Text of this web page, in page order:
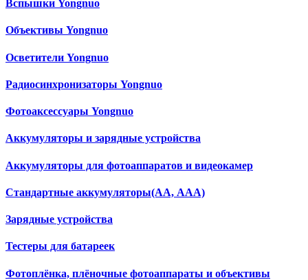
Вспышки Yongnuo
Объективы Yongnuo
Осветители Yongnuo
Радиосинхронизаторы Yongnuo
Фотоаксессуары Yongnuo
Аккумуляторы и зарядные устройства
Аккумуляторы для фотоаппаратов и видеокамер
Cтандартные аккумуляторы(АА, ААА)
Зарядные устройства
Тестеры для батареек
Фотоплёнка, плёночные фотоаппараты и объективы